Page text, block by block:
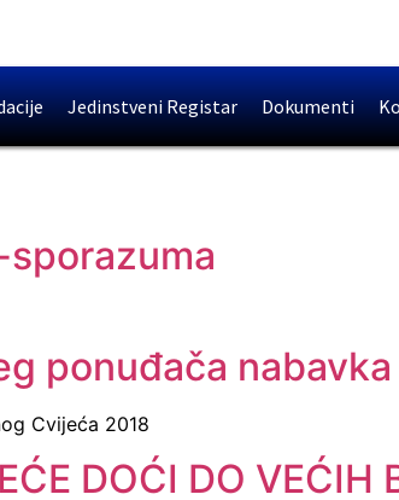
Jedinstveni Registar Dokumenti
ponuđača
Cvijeća 2018
DOĆI DO VEĆIH